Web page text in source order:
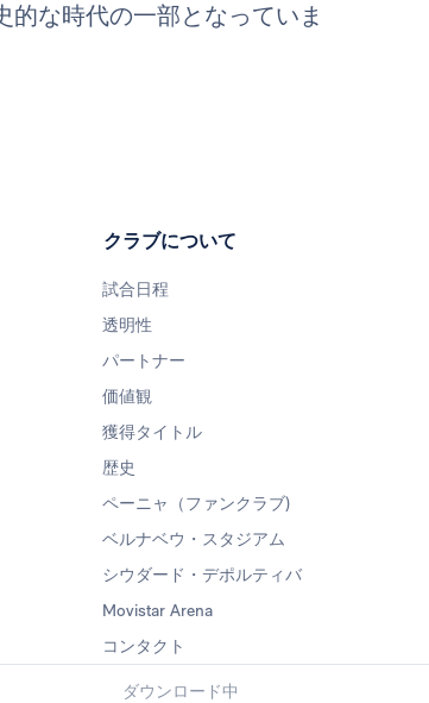
的な時代の一部となっていま
クラブについて
試合日程
透明性
パートナー
価値観
獲得タイトル
歴史
ペーニャ（ファンクラブ)
ベルナベウ・スタジアム
シウダード・デポルティバ
Movistar Arena
コンタクト
ダウンロード中